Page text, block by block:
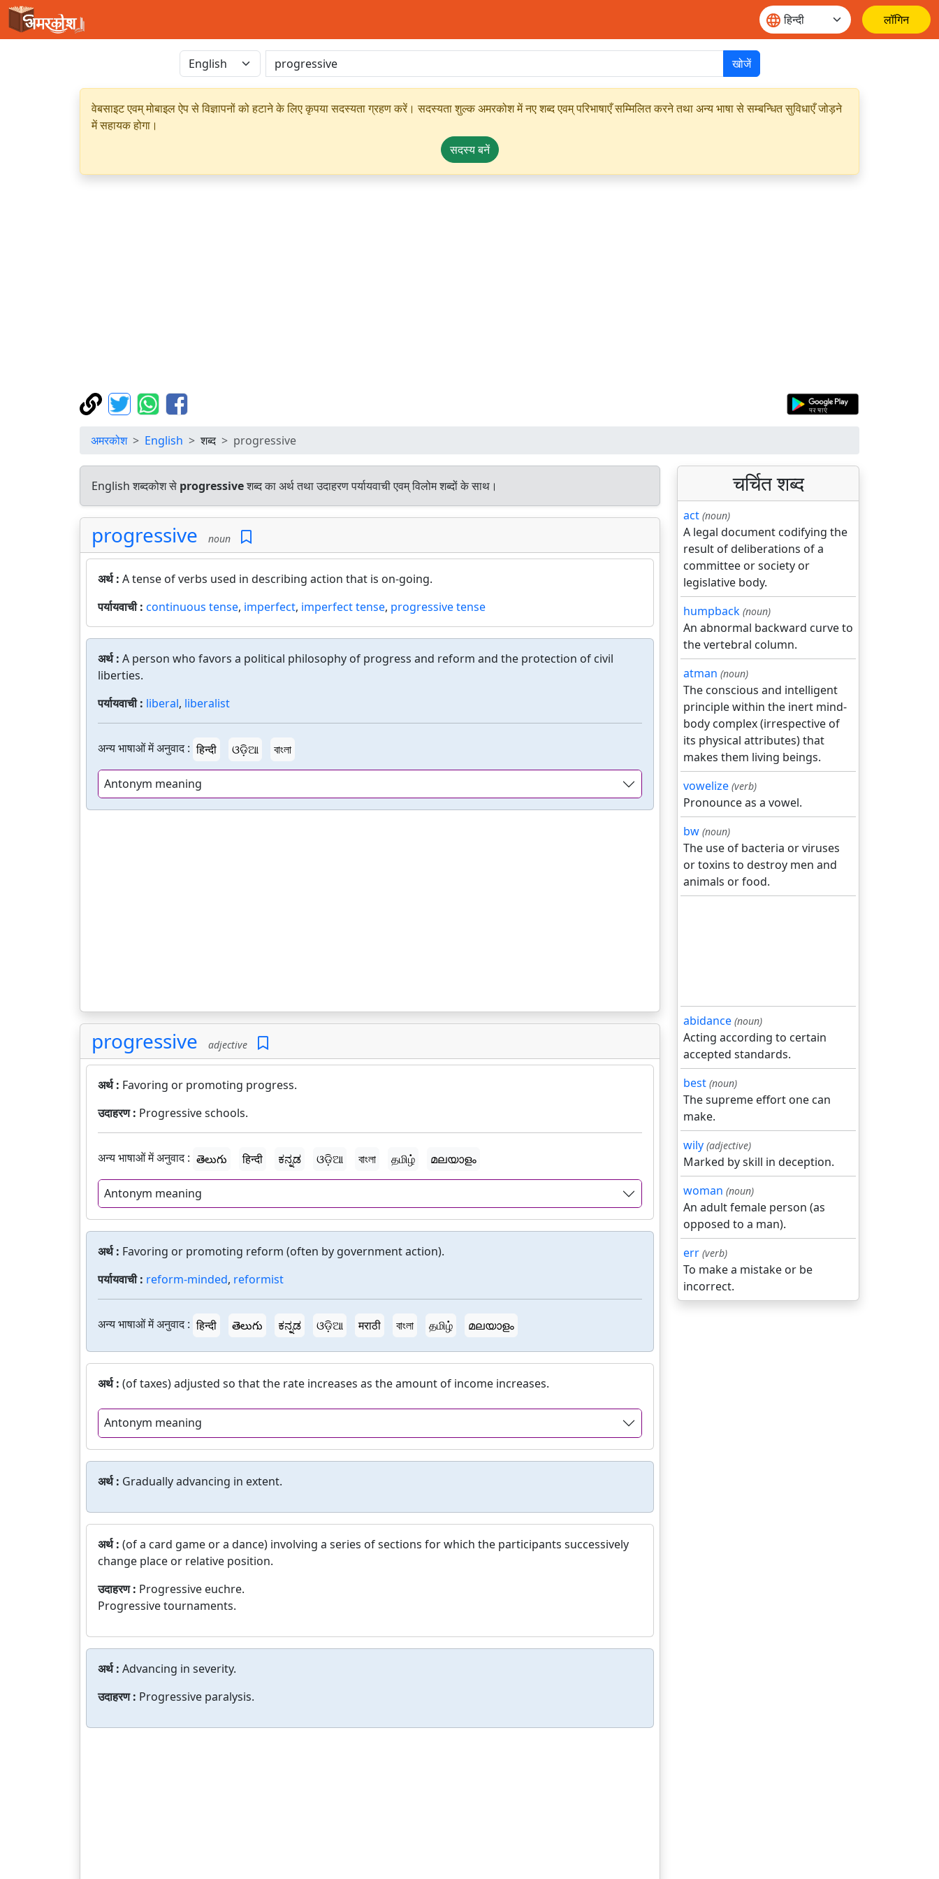
लॉगिन
खोजें
वेबसाइट एवम् मोबाइल ऐप से विज्ञापनों को हटाने के लिए कृपया सदस्यता ग्रहण करें। सदस्यता शुल्क अमरकोश में नए शब्द एवम् परिभाषाएँ सम्मिलित करने तथा अन्य भाषा से सम्बन्धित सुविधाएँ जोड़ने
में सहायक होगा।
सदस्य बनें
अमरकोश English शब्द progressive
English शब्दकोश से progressiveशब्द का अर्थ तथा उदाहरण पर्यायवाची एवम् विलोम शब्दों के साथ।
progressive noun
अर्थ : A tense of verbs used in describing action that is on-going.
पर्यायवाची : continuous tense, imperfect, imperfect tense, progressive tense
अर्थ : A person who favors a political philosophy of progress and reform and the protection of civil
liberties.
पर्यायवाची : liberal, liberalist
अन्य भाषाओं में अनुवाद : हिन्दी ଓଡ଼ିଆ বাংলা
Antonym meaning
progressive adjective
अर्थ : Favoring or promoting progress.
उदाहरण : Progressive schools.
अन्य भाषाओं में अनुवाद : తెలుగు हिन्दी ಕನ್ನಡ ଓଡ଼ିଆ বাংলা தமிழ் മലയാളം
Antonym meaning
अर्थ : Favoring or promoting reform (often by government action).
पर्यायवाची : reform-minded, reformist
अन्य भाषाओं में अनुवाद : हिन्दी తెలుగు ಕನ್ನಡ ଓଡ଼ିଆ मराठी বাংলা தமிழ் മലയാളം
अर्थ : (of taxes) adjusted so that the rate increases as the amount of income increases.
Antonym meaning
अर्थ : Gradually advancing in extent.
अर्थ : (of a card game or a dance) involving a series of sections for which the participants successively
change place or relative position.
उदाहरण : Progressive euchre.
Progressive tournaments.
अर्थ : Advancing in severity.
उदाहरण : Progressive paralysis.
चर्चित शब्द
act (noun)
A legal document codifying the
result of deliberations of a
committee or society or
legislative body.
humpback (noun)
An abnormal backward curve to
the vertebral column.
atman (noun)
The conscious and intelligent
principle within the inert mind-
body complex (irrespective of
its physical attributes) that
makes them living beings.
vowelize (verb)
Pronounce as a vowel.
bw (noun)
The use of bacteria or viruses
or toxins to destroy men and
animals or food.
abidance (noun)
Acting according to certain
accepted standards.
best (noun)
The supreme effort one can
make.
wily (adjective)
Marked by skill in deception.
woman (noun)
An adult female person (as
opposed to a man).
err (verb)
To make a mistake or be
incorrect.